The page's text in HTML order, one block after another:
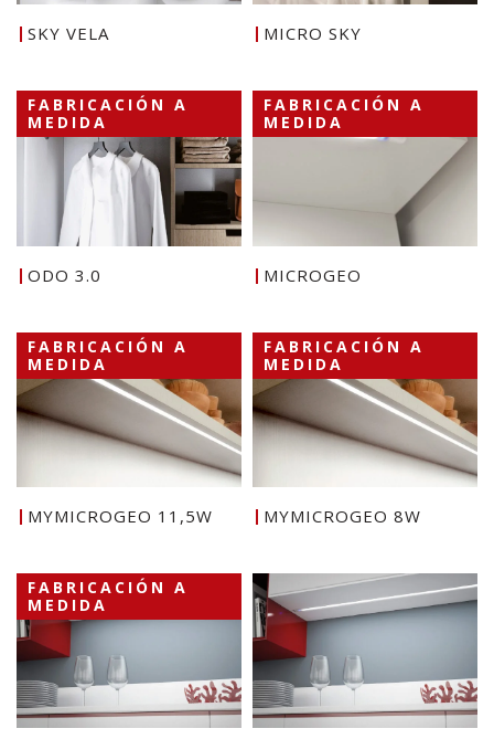
SKY VELA MICRO SKY
FABRICACIÓN A
MEDIDA
ODO 3.0
FABRICACIÓN A
MEDIDA
MICROGEO
FABRICACIÓN A
MEDIDA
MYMICROGEO 11,5W
FABRICACIÓN A
MEDIDA
MYMICROGEO 8W
FABRICACIÓN A
MEDIDA